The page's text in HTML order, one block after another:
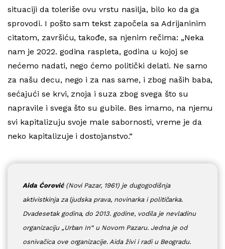
situaciji da toleriše ovu vrstu nasilja, bilo ko da ga
sprovodi. I pošto sam tekst započela sa Adrijaninim
citatom, završiću, takođe, sa njenim rečima: „Neka
nam je 2022. godina raspleta, godina u kojoj se
nećemo nadati, nego ćemo politički delati. Ne samo
za našu decu, nego i za nas same, i zbog naših baba,
sećajući se krvi, znoja i suza zbog svega što su
napravile i svega što su gubile. Bes imamo, na njemu
svi kapitalizuju svoje male sabornosti, vreme je da
neko kapitalizuje i dostojanstvo.“
Aida Ćorović(Novi Pazar, 1961) je dugogodišnja
aktivistkinja za ljudska prava, novinarka i političarka.
Dvadesetak godina, do 2013. godine, vodila je nevladinu
organizaciju „Urban In“ u Novom Pazaru. Jedna je od
osnivačica ove organizacije. Aida živi i radi u Beogradu.